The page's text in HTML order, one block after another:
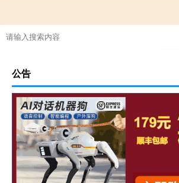
公告